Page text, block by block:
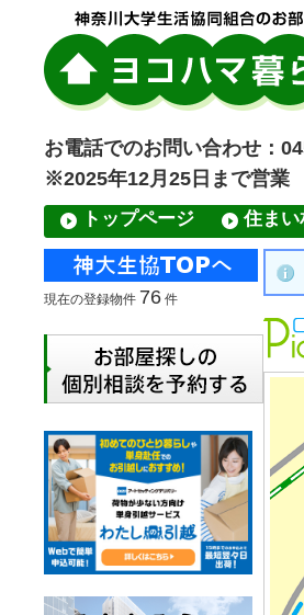
お電話でのお問い合わせ
※2025年12月25日まで営
トップページ 住ま
現在の登録物件 76 件